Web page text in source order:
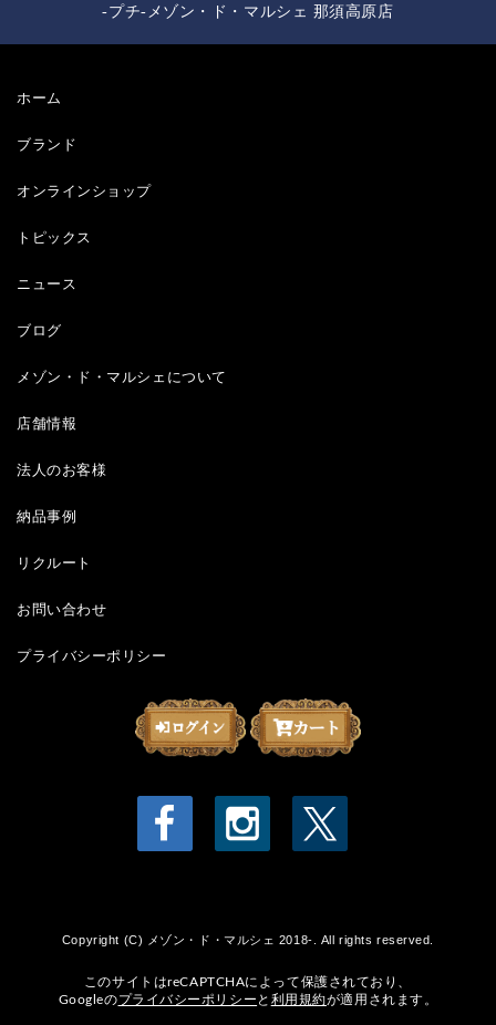
-プチ-メゾン・ド・マルシェ 那須高原店
ホーム
ブランド
オンラインショップ
トピックス
ニュース
ブログ
メゾン・ド・マルシェについて
店舗情報
法人のお客様
納品事例
リクルート
お問い合わせ
プライバシーポリシー
Copyright (C) メゾン・ド・マルシェ 2018-. All rights reserved.
このサイトはreCAPTCHAによって保護されており、
Googleのプライバシーポリシー と 利用規約が適用されます。